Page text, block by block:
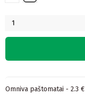
Omniva paštomatai - 2.3 €